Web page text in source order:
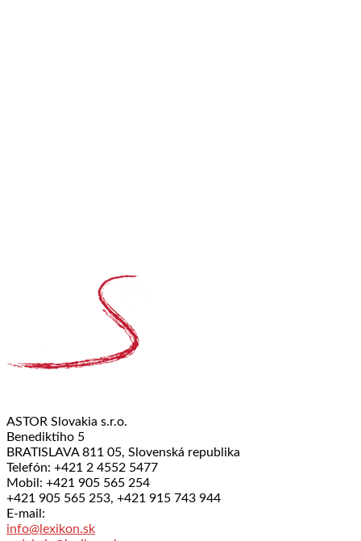
ASTOR Slovakia s.r.o.
Benediktiho 5
BRATISLAVA 811 05, Slovenská republika
Telefón: +421 2 4552 5477
Mobil: +421 905 565 254
+421 905 565 253, +421 915 743 944
E-mail:
info@lexikon.sk